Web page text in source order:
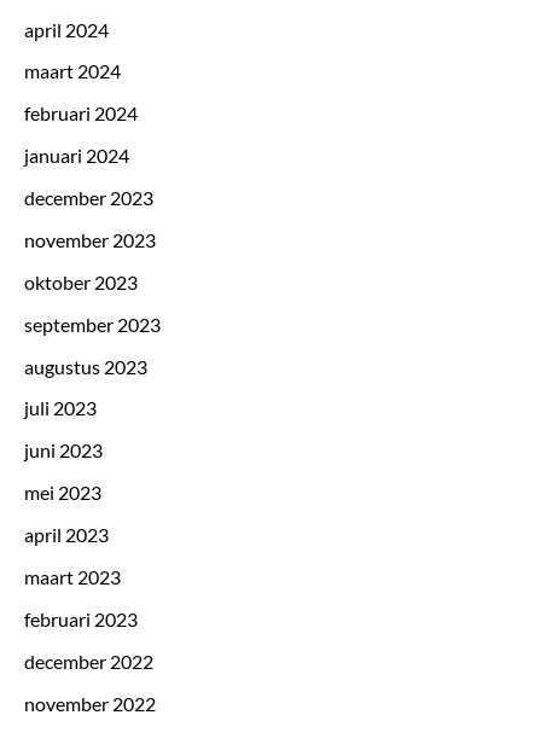
april 2024
maart 2024
februari 2024
januari 2024
december 2023
november 2023
oktober 2023
september 2023
augustus 2023
juli 2023
juni 2023
mei 2023
april 2023
maart 2023
februari 2023
december 2022
november 2022